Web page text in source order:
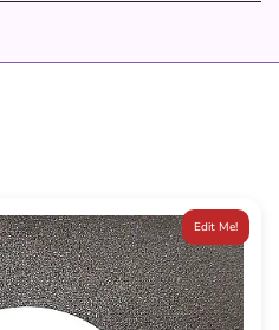
Edit Me!